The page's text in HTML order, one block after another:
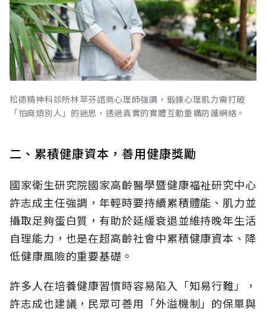
松德精神科診所林萃芬諮商心理師強調，鍛鍊心理肌力需打破
「怕麻煩別人」的迷思，透過真實的實體互動重構防護網絡。
二、累積健康資本，善用健康獎勵
國家衛生研究院國家高齡醫學暨健康福祉研究中心
許志成主任強調，年輕時要持續累積體能、肌力並
攝取足夠蛋白質，有助於延緩衰退並維持晚年生活
自理能力，也是在超高齡社會中累積健康資本、降
低健康風險的重要基礎。
許多人在培養健康習慣時容易陷入「知易行難」，
許志成也建議，民眾可善用「外溢機制」的保單與